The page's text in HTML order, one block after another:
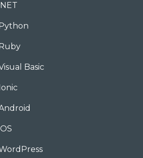
Basic